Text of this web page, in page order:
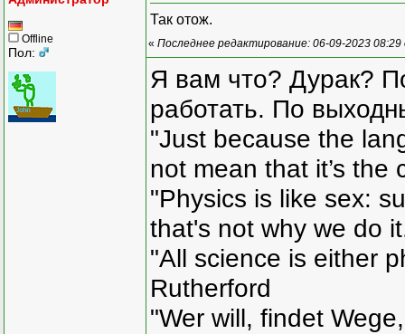
Offline
Пол:
Так отож.
« Последнее редактирование: 06-09-2023
Я вам что? Дурак?
работать. По
"Just because the
not mean that it’s the
"Physics is like sex:
that's not why we do
"All science is either
Rutherford
"Wer will, findet